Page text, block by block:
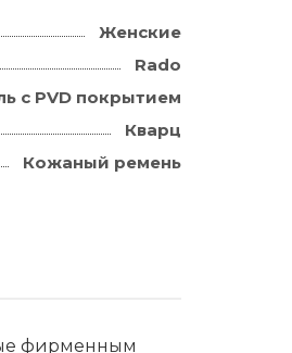
Женские
Rado
с PVD покрытием
Кварц
Кожаный ремень
фирменным